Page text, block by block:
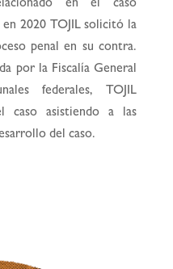
en el caso
2020 TOJIL solicitó la
penal en su contra.
por la Fiscalía General
federales, TOJIL
caso asistiendo a las
del caso.